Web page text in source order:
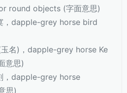
round objects (字面意思)
，dapple-grey horse bird
名)，dapple-grey horse Ke
意思)
，dapple-grey horse
思)